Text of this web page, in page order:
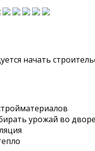
начать
урожай во дворе